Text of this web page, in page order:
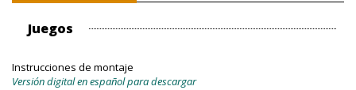
Juegos
Instrucciones de montaje
Versión digital en español para descargar